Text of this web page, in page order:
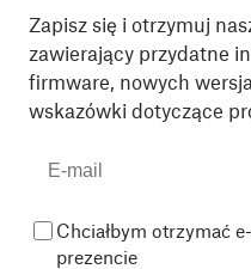
Zapisz się i otrzymuj
zawierający przydatne
firmware, nowych
wskazówki dotyczące
Chciałbym otrzymać
prezencie